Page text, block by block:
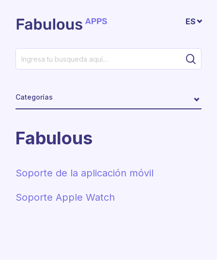
ES
Categorías
Fabulous
Soporte de la aplicación móvil
Soporte Apple Watch